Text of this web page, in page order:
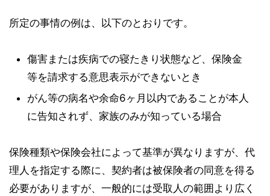
所定の事情の例は、以下のとおりです。
傷害または疾病での寝たきり状態など、保険金
等を請求する意思表示ができないとき
がん等の病名や余命6ヶ月以内であることが本人
に告知されず、家族のみが知っている場合
保険種類や保険会社によって基準が異なりますが、代
理人を指定する際に、契約者は被保険者の同意を得る
必要がありますが、一般的には受取人の範囲より広く